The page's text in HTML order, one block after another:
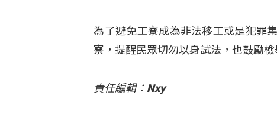
為了避免工寮成為非法移工或是犯罪
寮，提醒民眾切勿以身試法，也鼓勵
責任編輯：Nxy